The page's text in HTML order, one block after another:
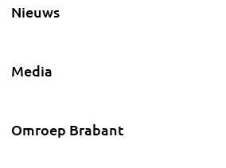
Nieuws
Media
Omroep Brabant